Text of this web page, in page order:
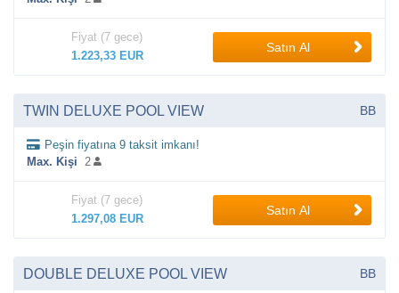
Fiyat (7 gece)
1.223,33 EUR
Satın Al
TWIN DELUXE POOL VIEW BB
Peşin fiyatına 9 taksit imkanı!
Max. Kişi 2
Fiyat (7 gece)
1.297,08 EUR
Satın Al
DOUBLE DELUXE POOL VIEW BB